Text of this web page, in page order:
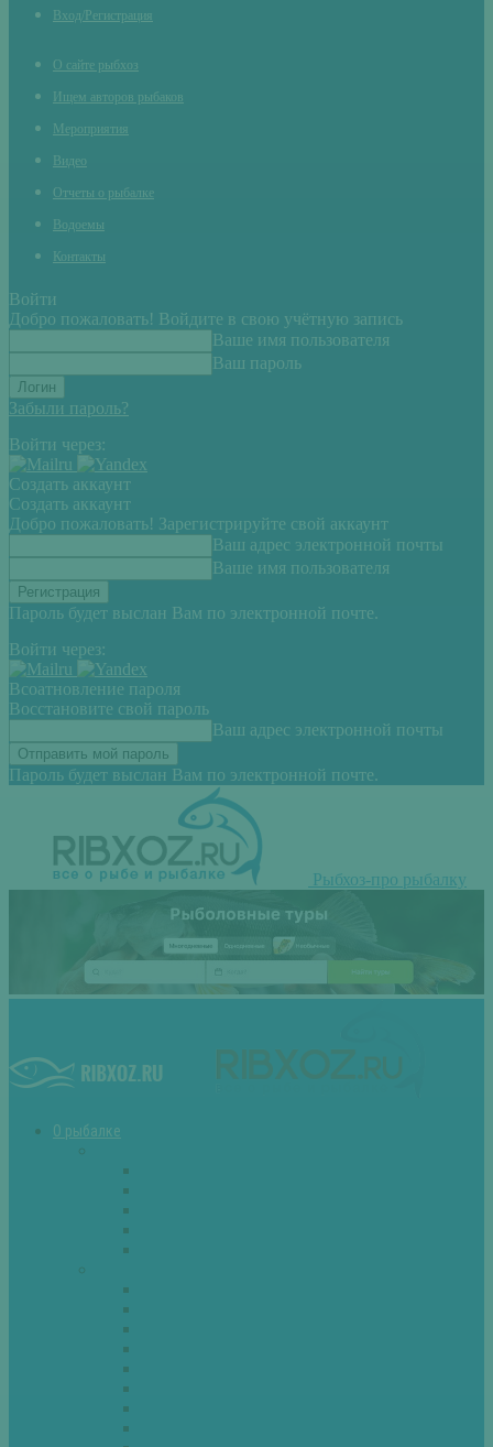
Вход/Регистрация
О сайте рыбхоз
Ищем авторов рыбаков
Мероприятия
Видео
Отчеты о рыбалке
Водоемы
Контакты
Войти
Добро пожаловать! Войдите в свою учётную запись
Ваше имя пользователя
Ваш пароль
Забыли пароль?
Войти через:
Создать аккаунт
Создать аккаунт
Добро пожаловать! Зарегистрируйте свой аккаунт
Ваш адрес электронной почты
Ваше имя пользователя
Пароль будет выслан Вам по электронной почте.
Войти через:
Всоатновление пароля
Восстановите свой пароль
Ваш адрес электронной почты
Пароль будет выслан Вам по электронной почте.
Рыбхоз-про рыбалку
О рыбалке